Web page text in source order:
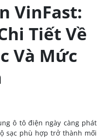
VinFast:
Tiết Về
Và Mức
ô tô điện ngày càng phát
sạc phù hợp trở thành mối